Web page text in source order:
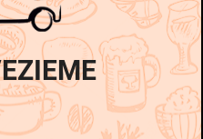
do košíka